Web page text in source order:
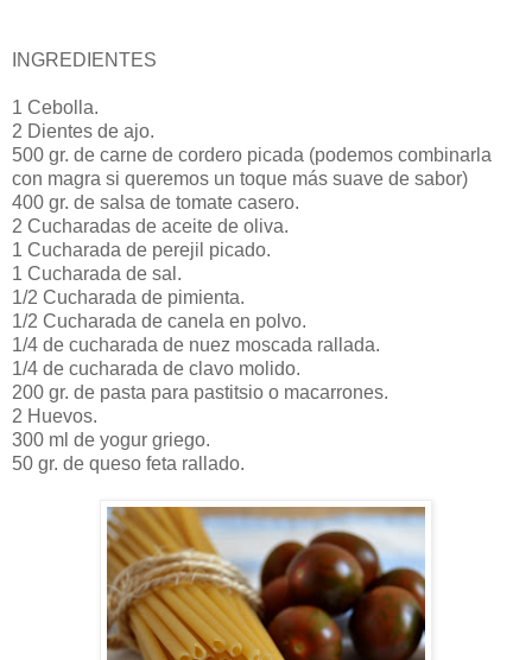
INGREDIENTES
1 Cebolla.
2 Dientes de ajo.
500 gr. de carne de cordero picada (podemos combinarla
con magra si queremos un toque más suave de sabor)
400 gr. de salsa de tomate casero.
2 Cucharadas de aceite de oliva.
1 Cucharada de perejil picado.
1 Cucharada de sal.
1/2 Cucharada de pimienta.
1/2 Cucharada de canela en polvo.
1/4 de cucharada de nuez moscada rallada.
1/4 de cucharada de clavo molido.
200 gr. de pasta para pastitsio o macarrones.
2 Huevos.
300 ml de yogur griego.
50 gr. de queso feta rallado.